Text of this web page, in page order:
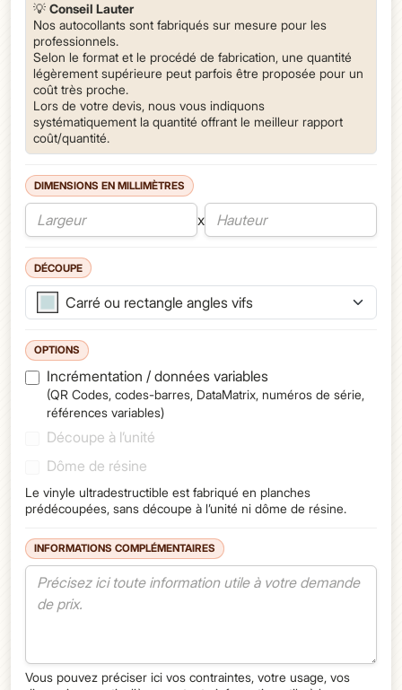
💡 Conseil Lauter
Nos autocollants sont fabriqués sur mesure pour les
professionnels.
Selon le format et le procédé de fabrication, une quantité
légèrement supérieure peut parfois être proposée pour un
coût très proche.
Lors de votre devis, nous vous indiquons
systématiquement la quantité offrant le meilleur rapport
coût/quantité.
DIMENSIONS EN MILLIMÈTRES
Largeur et hauteur x
DÉCOUPE
Forme Carré ou rectangle angles vifs
OPTIONS
Options (choix unique)
Incrémentation / données variables
(QR Codes, codes-barres, DataMatrix, numéros de série,
références variables)
Découpe à l’unité
Dôme de résine
Le vinyle ultradestructible est fabriqué en planches
prédécoupées, sans découpe à l’unité ni dôme de résine.
INFORMATIONS COMPLÉMENTAIRES
Message complémentaire
Vous pouvez préciser ici vos contraintes, votre usage, vos